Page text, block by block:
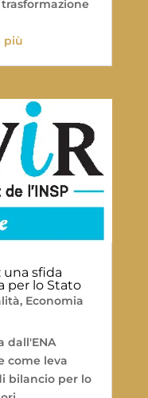
più
una sfida
per lo Stato
, Economia
dall'ENA
come leva
bilancio per lo